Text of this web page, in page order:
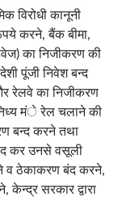
विरोधी कानूनी
करने, बैंक बीमा,
का निजीकरण की
पूंजी निवेश बन्द
रेलवे का निजीकरण
मंे रेल चलाने की
बन्द करने तथा
बंद कर उनसे वसूली
व ठेकाकरण बंद करने,
सरकार द्वारा